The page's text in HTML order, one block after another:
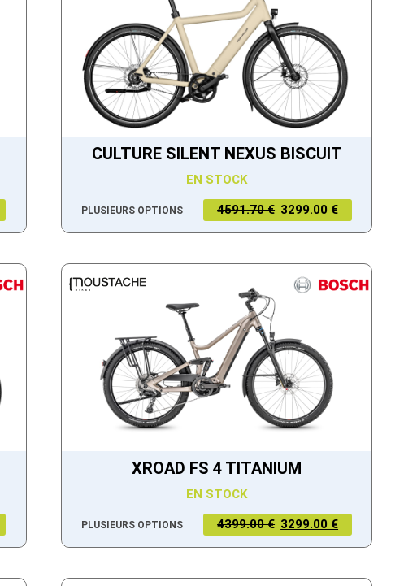
CULTURE SILENT NEXUS BISCUIT
EN STOCK
PLUSIEURS OPTIONS 4591.70 € 3299.00 €
XROAD FS 4 TITANIUM
EN STOCK
PLUSIEURS OPTIONS 4399.00 € 3299.00 €